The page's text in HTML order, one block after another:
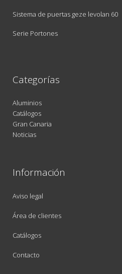
Sistema de puertas geze levolan 60
Serie Portones
Categorías
Aluminios
Catálogos
Gran Canaria
Noticias
Información
Aviso legal
Área de clientes
Catálogos
Contacto